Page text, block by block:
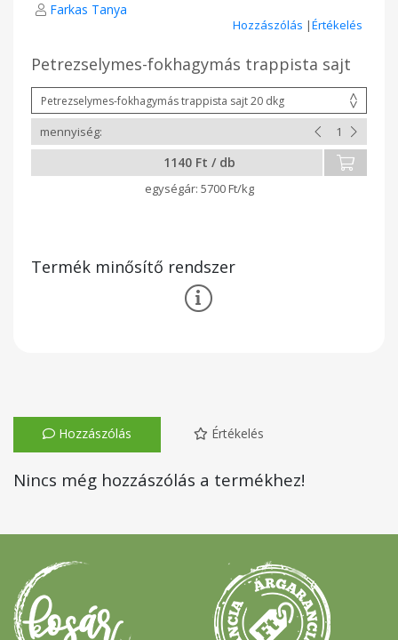
Farkas Tanya
Hozzászólás |Értékelés
Petrezselymes-fokhagymás trappista sajt
1140 Ft / db
5700 Ft/kg
Termék minősítő rendszer
Hozzászólás Értékelés
Nincs még hozzászólás a termékhez!